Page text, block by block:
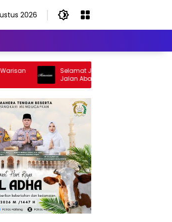
2026
Selamat Jalan Sang Inspirator, Selamat
Jalan Abangku Yuslam Idris